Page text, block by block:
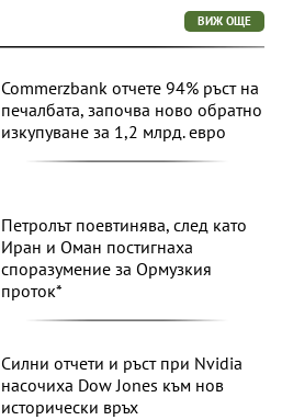
ВИЖ ОЩЕ
Commerzbank отчете 94% ръст на
печалбата, започва ново обратно
изкупуване за 1,2 млрд. евро
Петролът поевтинява, след като
Иран и Оман постигнаха
споразумение за Ормузкия
проток*
Силни отчети и ръст при Nvidia
насочиха Dow Jones към нов
исторически връх